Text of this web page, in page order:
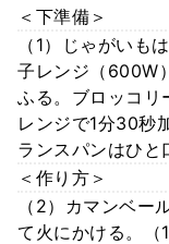
＜下準備＞
（1）じゃがいも
子レンジ（600W
ふる。ブロッコリ
レンジで1分30秒
ランスパンはひと
＜作り方＞
（2）カマンベー
て火にかける。（